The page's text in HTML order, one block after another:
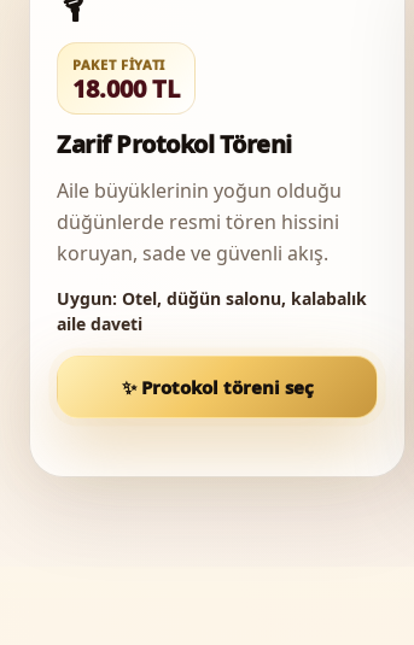
PAKET FIYATI
18.000 TL
Zarif Protokol Töreni
Aile büyüklerinin yoğun olduğu
düğünlerde resmi tören hissini
koruyan, sade ve güvenli akış.
Uygun: Otel, düğün salonu, kalabalık
aile daveti
✨ Protokol töreni seç